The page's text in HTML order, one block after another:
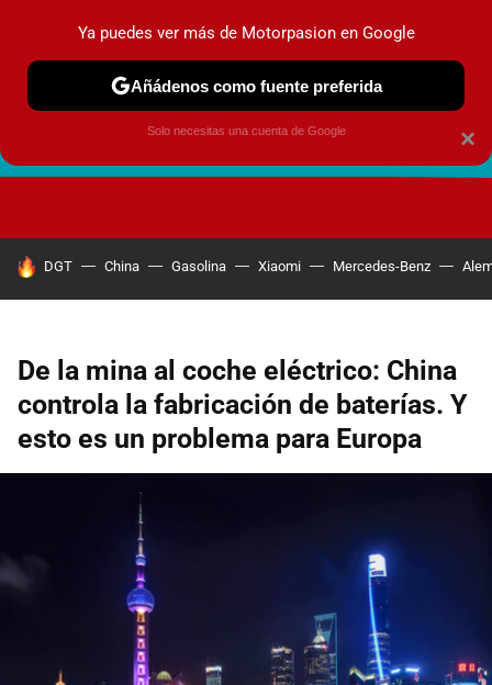
HOY SE HABLA DE
DGT China Gasolina Xiaomi Mercedes-Benz
De la mina al coche eléctrico: China
controla la fabricación de baterías. Y
esto es un problema para Europa
×
Ya puedes ver más de Motorpasion en Google
Añádenos como fuente preferida
Solo necesitas una cuenta de Google